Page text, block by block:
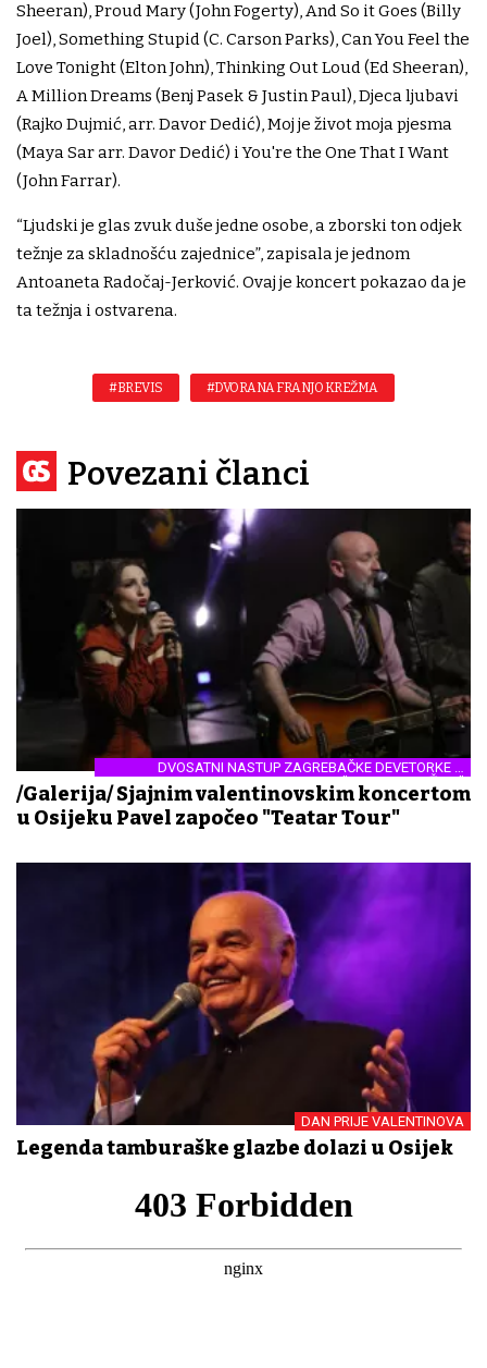
Sheeran), Proud Mary (John Fogerty), And So it Goes (Billy
Joel), Something Stupid (C. Carson Parks), Can You Feel the
Love Tonight (Elton John), Thinking Out Loud (Ed Sheeran),
A Million Dreams (Benj Pasek & Justin Paul), Djeca ljubavi
(Rajko Dujmić, arr. Davor Dedić), Moj je život moja pjesma
(Maya Sar arr. Davor Dedić) i You're the One That I Want
(John Farrar).
“Ljudski je glas zvuk duše jedne osobe, a zborski ton odjek
težnje za skladnošću zajednice”, zapisala je jednom
Antoaneta Radočaj-Jerković. Ovaj je koncert pokazao da je
ta težnja i ostvarena.
#BREVIS #DVORANA FRANJO KREŽMA
Povezani članci
DVOSATNI NASTUP ZAGREBAČKE DEVETORKE U
DVORANI "FRANJO KREŽMA"
/Galerija/ Sjajnim valentinovskim koncertom
u Osijeku Pavel započeo "Teatar Tour"
DAN PRIJE VALENTINOVA
Legenda tamburaške glazbe dolazi u Osijek